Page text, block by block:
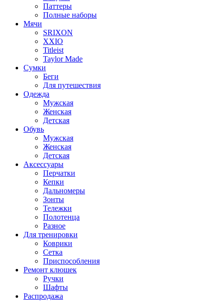
Паттеры
Полные наборы
Мячи
SRIXON
XXIO
Titleist
Taylor Made
Сумки
Беги
Для путешествия
Одежда
Мужская
Женская
Детская
Обувь
Мужская
Женская
Детская
Аксессуары
Перчатки
Кепки
Дальномеры
Зонты
Тележки
Полотенца
Разное
Для тренировки
Коврики
Сетка
Приспособления
Ремонт клюшек
Ручки
Шафты
Распродажа